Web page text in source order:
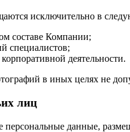
исключительно в
составе Компании;
специалистов;
деятельности.
в иных целях не
лиц
данные,